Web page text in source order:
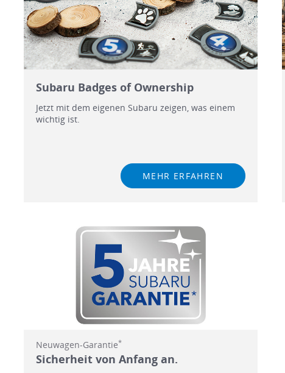
Subaru Badges of Ownership
Jetzt mit dem eigenen Subaru zeigen, was einem
wichtig ist.
MEHR ERFAHREN
Neuwagen-Garantie*
Sicherheit von Anfang an.